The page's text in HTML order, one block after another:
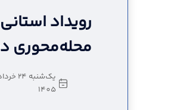
رویداد
محله‌محوری
یک‌شنبه 24
1405